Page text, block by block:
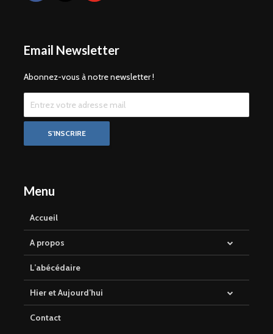
Email Newsletter
Abonnez-vous à notre newsletter !
Menu
Accueil
A propos
L’abécédaire
Hier et Aujourd’hui
Contact